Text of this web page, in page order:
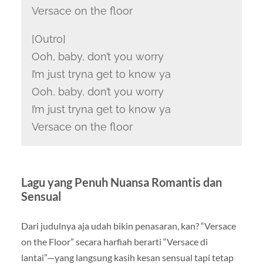
Versace on the floor
[Outro]
Ooh, baby, don’t you worry
I’m just tryna get to know ya
Ooh, baby, don’t you worry
I’m just tryna get to know ya
Versace on the floor
Lagu yang Penuh Nuansa Romantis dan
Sensual
Dari judulnya aja udah bikin penasaran, kan? “Versace
on the Floor” secara harfiah berarti “Versace di
lantai”—yang langsung kasih kesan sensual tapi tetap